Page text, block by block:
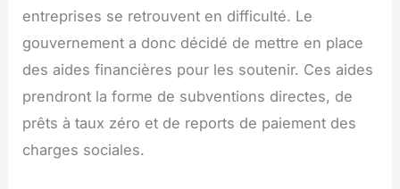
entreprises se retrouvent en difficulté. Le
gouvernement a donc décidé de mettre en place
des aides financières pour les soutenir. Ces aides
prendront la forme de subventions directes, de
prêts à taux zéro et de reports de paiement des
charges sociales.